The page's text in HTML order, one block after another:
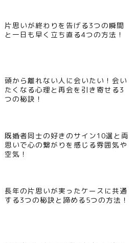
片思いが終わりを告げる3つの瞬間
と一日も早く立ち直る4つの方法！
頭から離れない人に会いたい！会い
たくなる心理と再会を引き寄せる3
つの秘訣！
既婚者同士の好きのサイン10選と両
思いで心の繋がりを感じる雰囲気や
空気！
長年の片思いが実ったケースに共通
する3つの秘訣と諦める5つの方法！